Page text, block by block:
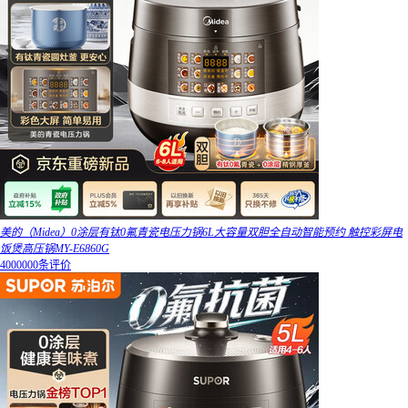
美的（Midea）0涂层有钛0氟青瓷电压力锅6L大容量双胆全自动智能预约 触控彩屏电
饭煲高压锅MY-E6860G
4000000条评价